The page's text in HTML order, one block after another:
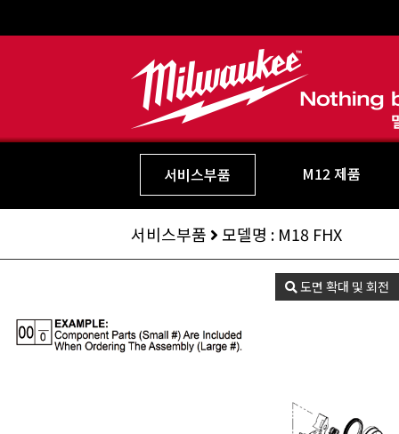
서비스부품 M12 제품
서비스부품 모델명 : M18 FHX
도면 확대 및 회전